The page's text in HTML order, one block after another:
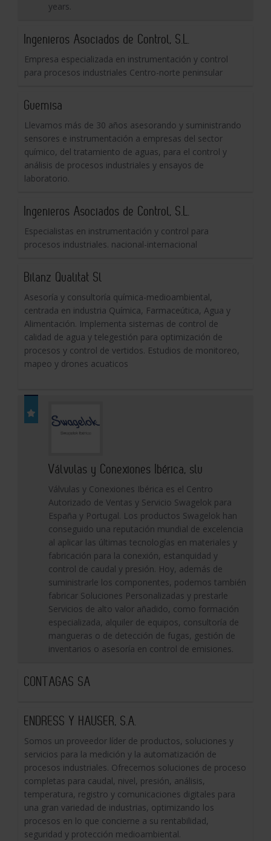
years.
Ingenieros Asociados de Control, S.L.
Empresa especializada en instrumentación y control
para procesos industriales Centro-norte peninsular
Guemisa
Llevamos más de 30 años asesorando y suministrando
sensores e instrumentación a empresas del sector
químico, del tratamiento de aguas, para el control y
análisis de procesos industriales y ensayos de
laboratorio.
Ingenieros Asociados de Control, S.L.
Especialistas en instrumentación y control para
procesos industriales. nacional-internacional
Bilanz Qualitat Sl
Asesoría y consultoría química-medioambiental,
centrada en industria Química, Farmaceútica, Agua y
Alimentación. Implementa sistemas de control de
calidad de agua y telegestión para optimización de
procesos y control de vertidos. Estudios de monitoreo,
mapeo y drones acuaticos
Válvulas y Conexiones Ibérica, slu
Válvulas y Conexiones Ibérica es el Centro
Autorizado de Ventas y Servicio Swagelok para
España y Portugal. Los productos Swagelok han
conseguido una reputación mundial de excelencia
al aplicar las últimas tecnologías en materiales y
fabricación para la conexión, estanquidad y
control de caudal y presión. Hoy, además de
suministrarle los componentes, podemos también
fabricar Soluciones Personalizadas y prestarle
Servicios de alto valor añadido, como formación
especializada, alquiler de equipos, consultoría de
mangueras o de detección de fugas, gestión de
inventarios o asesoría en control de emisiones.
CONTAGAS SA
ENDRESS Y HAUSER, S.A.
Somos un proveedor líder de productos, soluciones y
servicios para la medición y la automatización de
procesos industriales. Ofrecemos soluciones de proceso
completas para caudal, nivel, presión, análisis,
temperatura, registro y comunicaciones digitales para
una gran variedad de industrias, optimizando los
procesos en lo que concierne a su rentabilidad,
seguridad y protección medioambiental.